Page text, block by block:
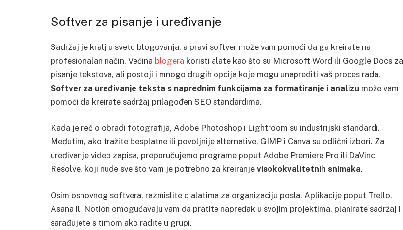
Softver za pisanje i uređivanje
Sadržaj je kralj u svetu blogovanja, a pravi softver može vam pomoći da ga kreirate na
profesionalan način. Većina blogera koristi alate kao što su Microsoft Word ili Google Docs za
pisanje tekstova, ali postoji i mnogo drugih opcija koje mogu unaprediti vaš proces rada.
Softver za uređivanje teksta s naprednim funkcijama za formatiranje i analizu može vam
pomoći da kreirate sadržaj prilagođen SEO standardima.
Kada je reč o obradi fotografija, Adobe Photoshop i Lightroom su industrijski standardi.
Međutim, ako tražite besplatne ili povoljnije alternative, GIMP i Canva su odlični izbori. Za
uređivanje video zapisa, preporučujemo programe poput Adobe Premiere Pro ili DaVinci
Resolve, koji nude sve što vam je potrebno za kreiranje visokokvalitetnih snimaka.
Osim osnovnog softvera, razmislite o alatima za organizaciju posla. Aplikacije poput Trello,
Asana ili Notion omogućavaju vam da pratite napredak u svojim projektima, planirate sadržaj i
sarađujete s timom ako radite u grupi.